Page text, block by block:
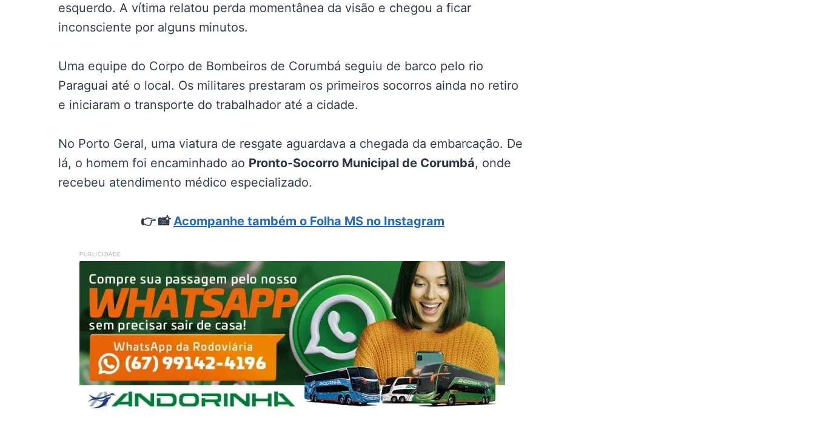
esquerdo. A vítima relatou perda momentânea da visão e chegou a ficar
inconsciente por alguns minutos.
Uma equipe do Corpo de Bombeiros de Corumbá seguiu de barco pelo rio
Paraguai até o local. Os militares prestaram os primeiros socorros ainda no retiro
e iniciaram o transporte do trabalhador até a cidade.
No Porto Geral, uma viatura de resgate aguardava a chegada da embarcação. De
lá, o homem foi encaminhado ao Pronto-Socorro Municipal de Corumbá, onde
recebeu atendimento médico especializado.
👉 📸 Acompanhe também o Folha MS no Instagram
PUBLICIDADE